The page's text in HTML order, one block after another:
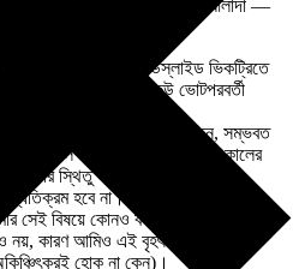
থেকে, যে আমাদের রাজ্যটি আলাদা —
হৃদয়ে পৌঁছনো যাবে না।
বিজেপির এই ল্যাণ্ডস্লাইড ভিকট্রিতে
মানুষ বিস্মিত। কেউ কেউ ভোটপরবর্তী
সবে শুরু!
জানি (এবং যাঁরা হা-হুতাশ করছেন, সম্ভবত
না হয় কাল অস্থিরতা কমে যাবে — কালের
সরকার স্থিতু হতে একটু সময় নেয় —
ব্যতিক্রম হবে না। তারপর প্রশাসন রাজ্য
সেই বিষয়ে কোনও বক্তব্য নেই। (একজন
নয়, কারণ আমিও এই বৃহৎ প্রশাসনযন্ত্রের
হোক না কেন)।